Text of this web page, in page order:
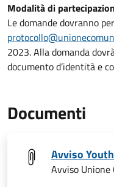
Modalità di
Le domande dovranno
2023. Alla domanda
documento d’identità e
Documenti
Avviso
Avviso Unione